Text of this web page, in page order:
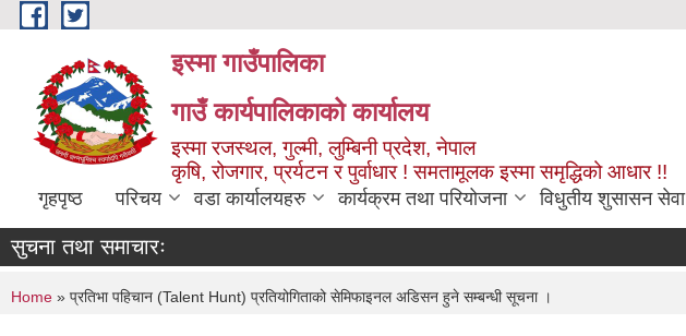
Skip to main content
इस्मा गाउँपालिका
गाउँ कार्यपालिकाको कार्यालय
इस्मा रजस्थल, गुल्मी, लुम्बिनी प्रदेश, नेपाल
कृषि, रोजगार, प्रर्यटन र पुर्वाधार ! समतामूलक इस्मा समृद्धिको आधार !!
गृहपृष्ठ परिचय वडा कार्यालयहरु कार्यक्रम तथा परियोजना विधुतीय शुसासन सेवा
सुचना तथा समाचारः
You are here
Home » प्रतिभा पहिचान (Talent Hunt) प्रतियोगिताको सेमिफाइनल अडिसन हुने सम्बन्धी सूचना ।